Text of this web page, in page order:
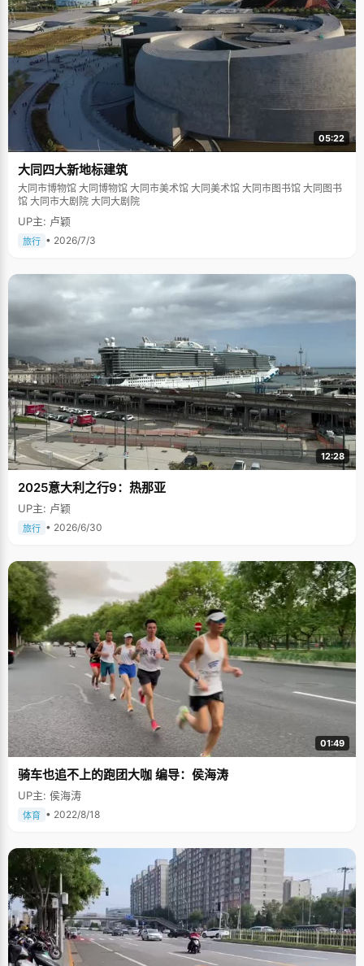
05:22
大同四大新地标建筑
大同市博物馆 大同博物馆 大同市美术馆 大同美术馆 大同市图书馆 大同图书
馆 大同市大剧院 大同大剧院
UP主: 卢颖
旅行 • 2026/7/3
12:28
2025意大利之行9：热那亚
UP主: 卢颖
旅行 • 2026/6/30
01:49
骑车也追不上的跑团大咖 编导：侯海涛
UP主: 侯海涛
体育 • 2022/8/18